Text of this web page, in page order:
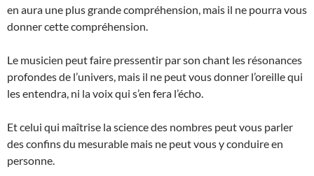
en aura une plus grande compréhension, mais il ne pourra vous
donner cette compréhension.
Le musicien peut faire pressentir par son chant les résonances
profondes de l’univers, mais il ne peut vous donner l’oreille qui
les entendra, ni la voix qui s’en fera l’écho.
Et celui qui maîtrise la science des nombres peut vous parler
des confins du mesurable mais ne peut vous y conduire en
personne.